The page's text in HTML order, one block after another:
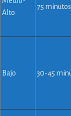
Alto
75 minutos
Bajo 30-45